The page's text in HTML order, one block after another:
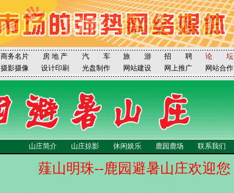
商务名片 房 地 产 汽 车 旅 游 招 聘
论 坛
摄影摄像 设计印刷 光盘制作 网站建设 网上推广 网站合作
山庄简介 山庄掠影 休闲娱乐 鹿园鹿场 联系我们
薤山明珠--鹿园避暑山庄欢迎您